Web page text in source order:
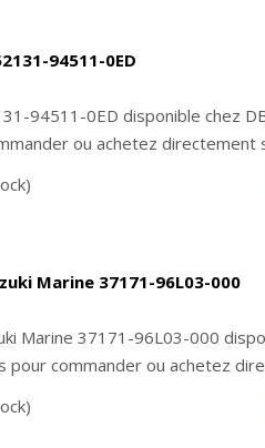
94511-0ED
94511-0ED disponible chez
ou achetez directement
Marine 37171-96L03-000
Marine 37171-96L03-000
pour commander ou achetez